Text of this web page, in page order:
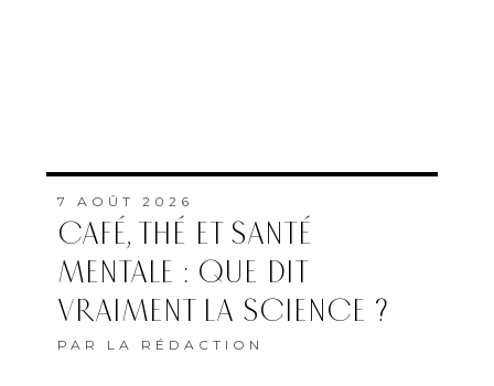
7 AOÛT 2026
CAFÉ, THÉ ET SANTÉ
MENTALE : QUE DIT
VRAIMENT LA SCIENCE ?
PAR LA RÉDACTION